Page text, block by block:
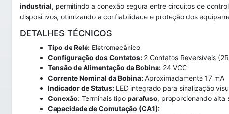
industrial, permitindo a conexão segura entre circuitos de
dispositivos, otimizando a confiabilidade e proteção dos
DETALHES TÉCNICOS
Tipo de Relé: Eletromecânico
Configuração dos Contatos: 2 Contatos Reversíveis
Tensão de Alimentação da Bobina: 24 VCC
Corrente Nominal da Bobina: Aproximadamente 17 mA
Indicador de Status: LED integrado para sinalização
Conexão: Terminais tipo parafuso, proporcionando alta
Capacidade de Comutação (CA1):